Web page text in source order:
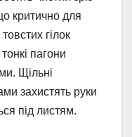
критично для
гілок
пагони
Щільні
захистять руки
під листям.